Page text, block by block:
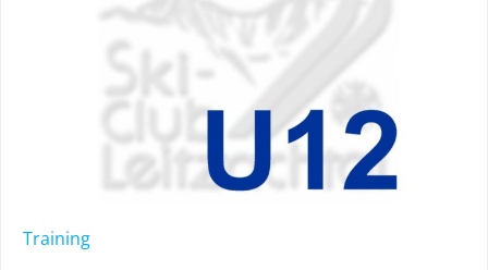
Training